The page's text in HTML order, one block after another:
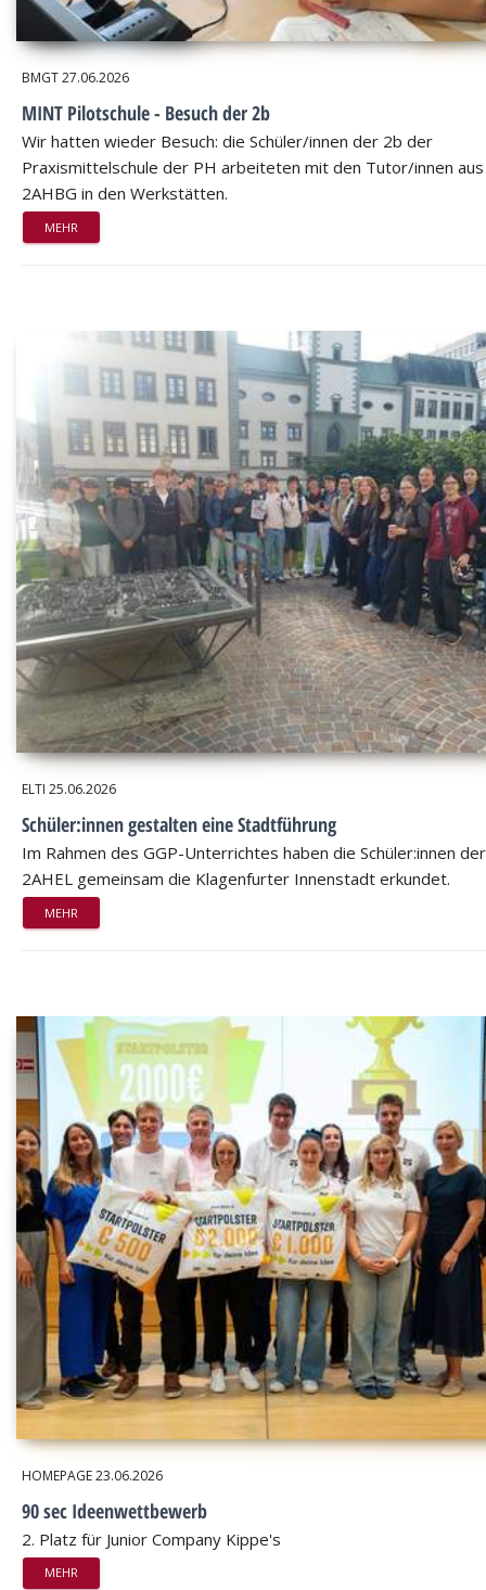
BMGT27.06.2026
MINT Pilotschule - Besuch der 2b
Wir hatten wieder Besuch: die Schüler/innen der 2b der
Praxismittelschule der PH arbeiteten mit den Tutor/innen
2AHBG in den Werkstätten.
MEHR
ELTI 25.06.2026
Schüler:innen gestalten eine Stadtführung
Im Rahmen des GGP-Unterrichtes haben die Schüler:innen der
2AHEL gemeinsam die Klagenfurter Innenstadt erkundet.
MEHR
HOMEPAGE23.06.2026
90 sec Ideenwettbewerb
2. Platz für Junior Company Kippe's
MEHR